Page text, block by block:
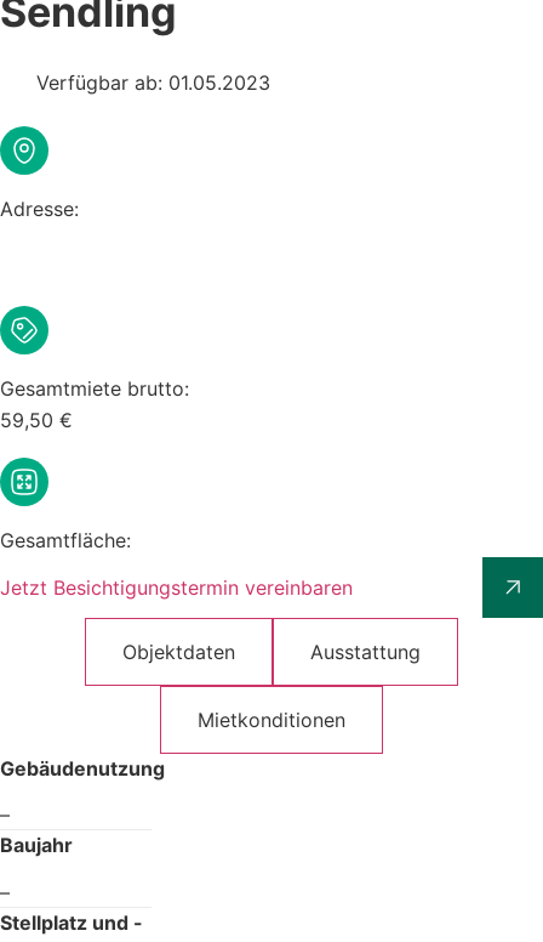
Sendling
Verfügbar ab: 01.05.2023
Adresse:
Gesamtmiete brutto:
59,50 €
Gesamtfläche:
Jetzt Besichtigungstermin vereinbaren
Objektdaten Ausstattung
Mietkonditionen
Gebäudenutzung
–
Baujahr
–
Stellplatz und -